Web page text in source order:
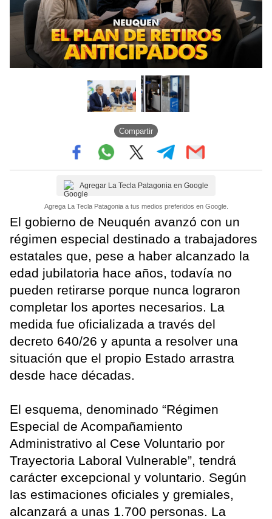
Compartir
Agregar La Tecla Patagonia en Google
Agrega La Tecla Patagonia a tus medios preferidos en Google.
El gobierno de Neuquén avanzó con un
régimen especial destinado a trabajadores
estatales que, pese a haber alcanzado la
edad jubilatoria hace años, todavía no
pueden retirarse porque nunca lograron
completar los aportes necesarios. La
medida fue oficializada a través del
decreto 640/26 y apunta a resolver una
situación que el propio Estado arrastra
desde hace décadas.
El esquema, denominado “Régimen
Especial de Acompañamiento
Administrativo al Cese Voluntario por
Trayectoria Laboral Vulnerable”, tendrá
carácter excepcional y voluntario. Según
las estimaciones oficiales y gremiales,
alcanzará a unas 1.700 personas. La